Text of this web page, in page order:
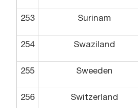
253 Surinam
254 Swaziland
255 Sweeden
256 Switzerland